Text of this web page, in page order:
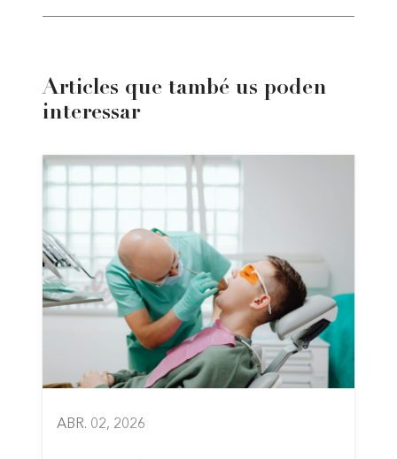
Articles que també us poden
interessar
ABR. 02, 2026